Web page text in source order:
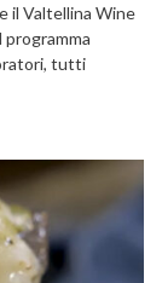
il Valtellina Wine
tutti